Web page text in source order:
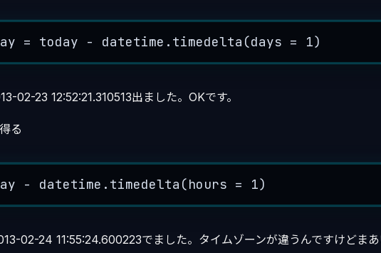
= today - datetime. timedelta (days = 1)
02-23 12:52:21.310513出ました。OKです。
る
- datetime. timedelta (hours = 1)
02-24 11:55:24.600223でました。タイムゾーンが違うんですけどま